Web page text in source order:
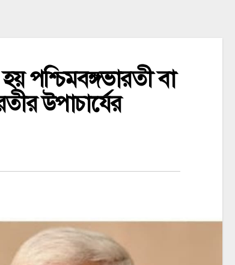
পশ্চিমবঙ্গভারতী বা
উপাচার্যের